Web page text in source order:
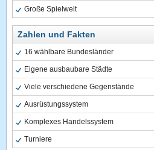
Große Spielwelt
Zahlen und Fakten
16 wählbare Bundesländer
Eigene ausbaubare Städte
Viele verschiedene Gegenstände
Ausrüstungssystem
Komplexes Handelssystem
Turniere